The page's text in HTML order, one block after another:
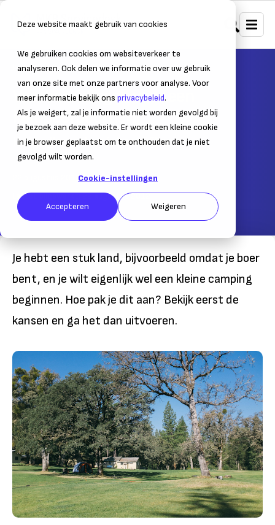
Deze website maakt gebruik van cookies
We gebruiken cookies om websiteverkeer te
analyseren. Ook delen we informatie over uw gebruik
van onze site met onze partners voor analyse. Voor
meer informatie bekijk ons privacybeleid.
Als je weigert, zal je informatie niet worden gevolgd bij
je bezoek aan deze website. Er wordt een kleine cookie
in je browser geplaatst om te onthouden dat je niet
gevolgd wilt worden.
Cookie-instellingen
Accepteren Weigeren
Home Starten & ZZP Bedrijf starten
Voorbereidingen voor een
kampeerboerderij
Het begin: veel om je heen kijken
22 augustus 2012– Leestijd:2min.
Laatst bijgewerkt:22 augustus 2012
Je hebt een stuk land, bijvoorbeeld omdat je boer
bent, en je wilt eigenlijk wel een kleine camping
beginnen. Hoe pak je dit aan? Bekijk eerst de
kansen en ga het dan uitvoeren.